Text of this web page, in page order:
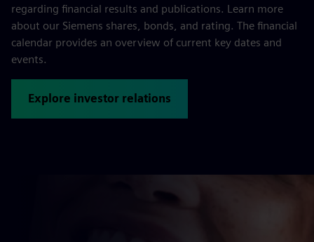
regarding financial results and publications. Learn more
about our Siemens shares, bonds, and rating. The financial
calendar provides an overview of current key dates and
events.
Explore investor relations